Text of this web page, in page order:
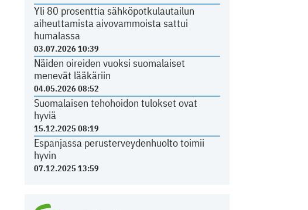
Yli 80 prosenttia sähköpotkulautailun
aiheuttamista aivovammoista sattui
humalassa
03.07.2026 10:39
Näiden oireiden vuoksi suomalaiset
menevät lääkäriin
04.05.2026 08:52
Suomalaisen tehohoidon tulokset ovat
hyviä
15.12.2025 08:19
Espanjassa perusterveydenhuolto toimii
hyvin
07.12.2025 13:59